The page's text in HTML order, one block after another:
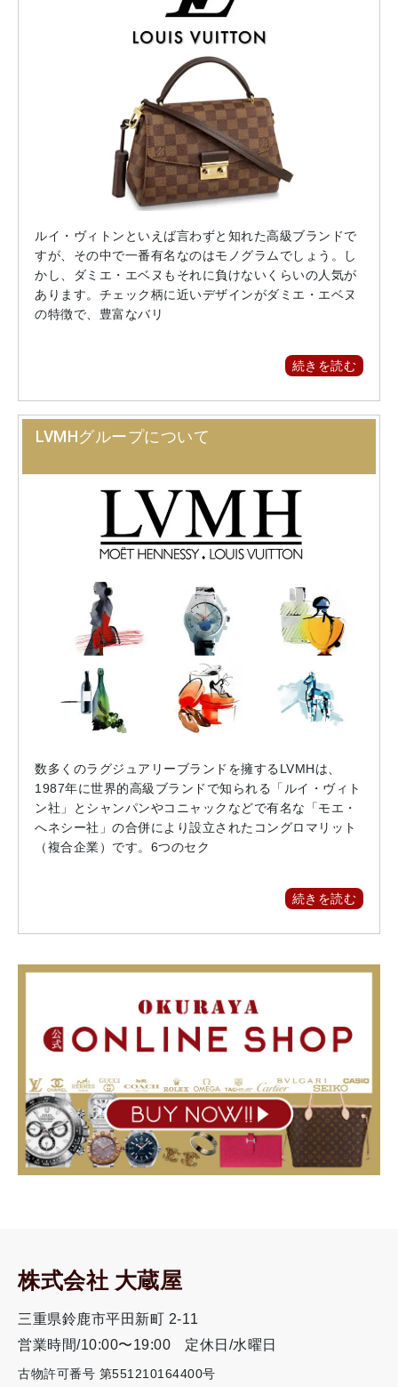
ルイ・ヴィトンといえば言わずと知れた高級ブランドで
すが、その中で一番有名なのはモノグラムでしょう。し
かし、ダミエ・エベヌもそれに負けないくらいの人気が
あります。チェック柄に近いデザインがダミエ・エベヌ
の特徴で、豊富なバリ
続きを読む
LVMHグループについて
数多くのラグジュアリーブランドを擁するLVMHは、
1987年に世界的高級ブランドで知られる「ルイ・ヴィト
ン社」とシャンパンやコニャックなどで有名な「モエ・
へネシー社」の合併により設立されたコングロマリット
（複合企業）です。6つのセク
続きを読む
株式会社 大蔵屋
三重県鈴鹿市平田新町 2-11
営業時間/10:00〜19:00
定休日/水曜日
古物許可番号 第551210164400号